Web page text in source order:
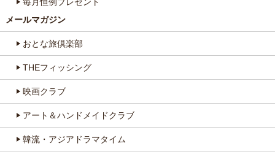
毎月恒例プレゼント
メールマガジン
おとな旅倶楽部
THEフィッシング
映画クラブ
アート＆ハンドメイドクラブ
韓流・アジアドラマタイム